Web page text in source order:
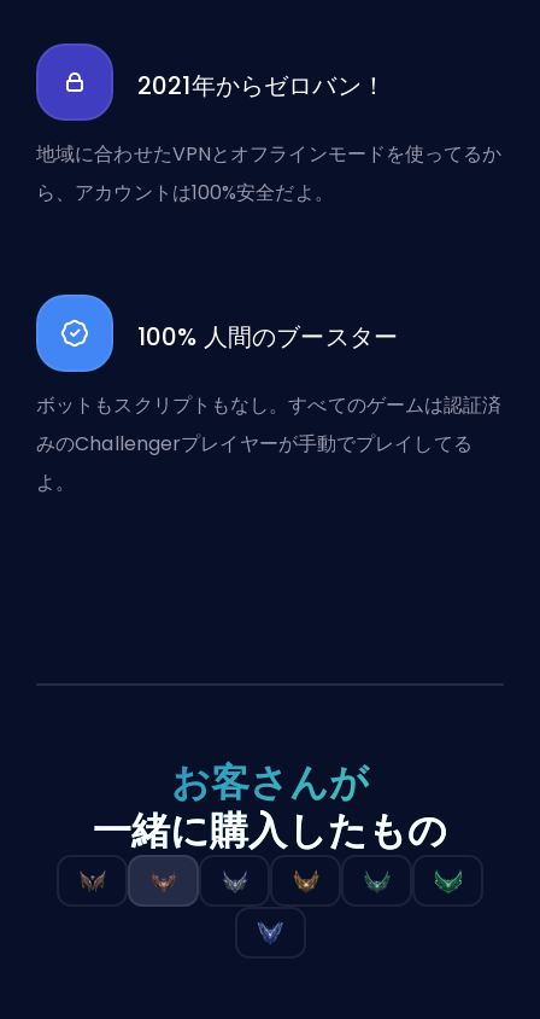
2021年からゼロバン！
地域に合わせたVPNとオフラインモードを使ってるか
ら、アカウントは100%安全だよ。
100% 人間のブースター
ボットもスクリプトもなし。すべてのゲームは認証済
みのChallengerプレイヤーが手動でプレイしてる
よ。
お客さんが
一緒に購入したもの